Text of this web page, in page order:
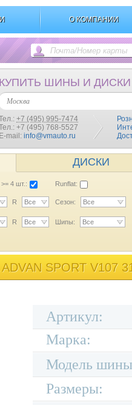
О КОМПАНИИ
КУПИТЬ ШИНЫ И ДИСКИ
Москва
+7 (495) 995-7474
+7 (495) 768-5527
E-mail: info@vmauto.ru
ДИСКИ
4 шт.: Runflat:
R Все Сезон: Все
R Все Шипы: Все
SPORT V107
Артикул:
Марка:
Модель
Размеры: